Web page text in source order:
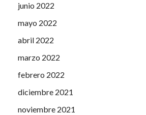
junio 2022
mayo 2022
abril 2022
marzo 2022
febrero 2022
diciembre 2021
noviembre 2021